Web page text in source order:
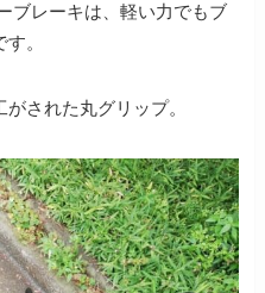
ブレーキは、軽い力でもブ
。
された丸グリップ。